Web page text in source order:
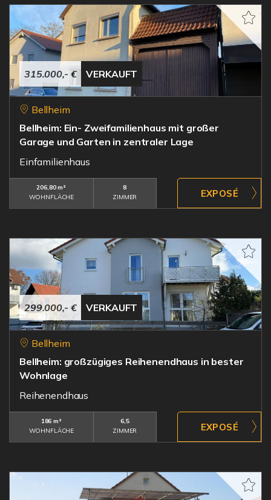
315.000,- € VERKAUFT
Bellheim
Bellheim: Ein- Zweifamilienhaus mit großer
Garage und Garten in zentraler Lage
Einfamilienhaus
206,80 m²
WOHNFLÄCHE
8
ZIMMER
299.000,- € VERKAUFT
Bellheim
Bellheim: großzügiges Reihenendhaus in bester
Wohnlage
Reihenendhaus
186 m²
WOHNFLÄCHE
6,5
ZIMMER